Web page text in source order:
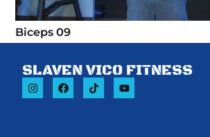
Biceps 09
SLAVEN VICO FITNESS